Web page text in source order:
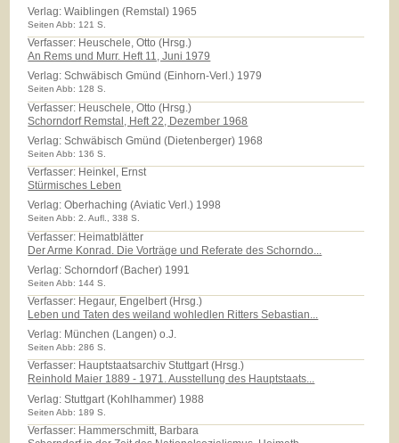
Verlag:Waiblingen (Remstal) 1965
Seiten Abb: 121 S.
Verfasser: Heuschele, Otto (Hrsg.)
An Rems und Murr. Heft 11, Juni 1979
Verlag:Schwäbisch Gmünd (Einhorn-Verl.) 1979
Seiten Abb: 128 S.
Verfasser: Heuschele, Otto (Hrsg.)
Schorndorf Remstal, Heft 22, Dezember 1968
Verlag:Schwäbisch Gmünd (Dietenberger) 1968
Seiten Abb: 136 S.
Verfasser: Heinkel, Ernst
Stürmisches Leben
Verlag:Oberhaching (Aviatic Verl.) 1998
Seiten Abb: 2. Aufl., 338 S.
Verfasser: Heimatblätter
Der Arme Konrad. Die Vorträge und Referate des Schorndo...
Verlag:Schorndorf (Bacher) 1991
Seiten Abb: 144 S.
Verfasser: Hegaur, Engelbert (Hrsg.)
Leben und Taten des weiland wohledlen Ritters Sebastian...
Verlag: München (Langen) o.J.
Seiten Abb: 286 S.
Verfasser: Hauptstaatsarchiv Stuttgart (Hrsg.)
Reinhold Maier 1889 - 1971. Ausstellung des Hauptstaats...
Verlag:Stuttgart (Kohlhammer) 1988
Seiten Abb: 189 S.
Verfasser: Hammerschmitt, Barbara